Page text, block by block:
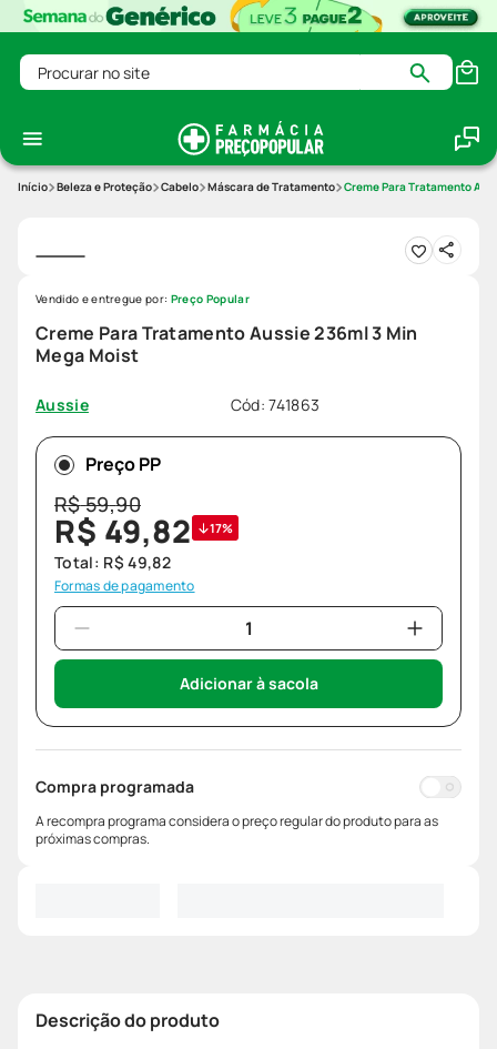
Procurar no site
Beleza e Proteção Cabelo Máscara de Tratamento Creme Para Tratamento
Creme Para Tratamento Aussie 236ml 3 Min
Mega Moist
Aussie Cód:741863
Vendido e entregue por: Preço Popular
Preço PP
R$59,90
R$ 49,82 17%
Total: R$ 49,82
Formas de pagamento
Adicionar à sacola
Compra programada
A recompra programa considera o preço regular do produto para as
próximas compras.
Descrição do produto